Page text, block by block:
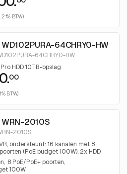
BTW)
WD102PURA-64CHRY0-HW
64CHRY0-HW
HDD 10TB-opslag
00
BTW)
WRN-2010S
2010S
ondersteunt: 16 kanalen met 8
(PoE budget 100W), 2x HDD
10TB per HDD)
8 PoE/PoE+ poorten
100W